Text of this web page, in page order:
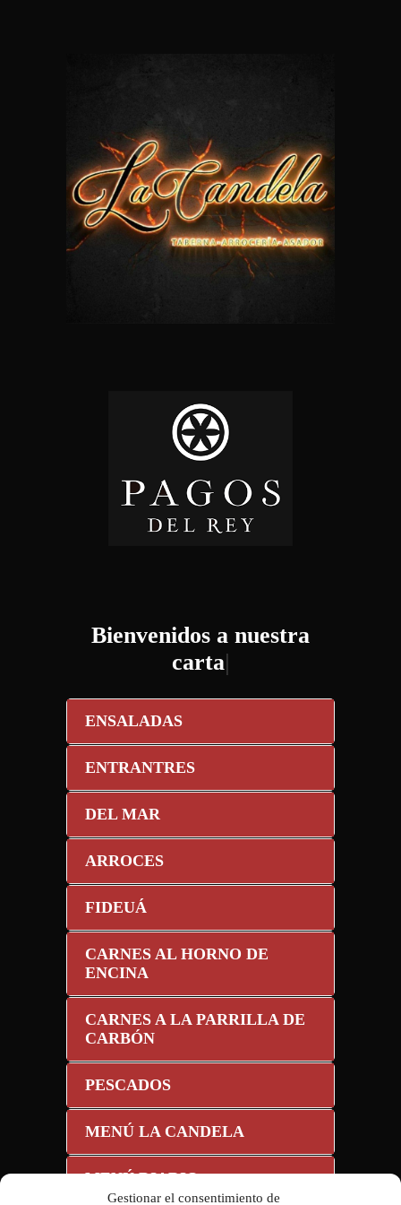
Gestionar el consentimiento de
Bienvenidos a nuestra
carta|
ENSALADAS
ENTRANTRES
DEL MAR
ARROCES
FIDEUÁ
CARNES AL HORNO DE
ENCINA
CARNES A LA PARRILLA DE
CARBÓN
PESCADOS
MENÚ LA CANDELA
MENÚ DIARIO